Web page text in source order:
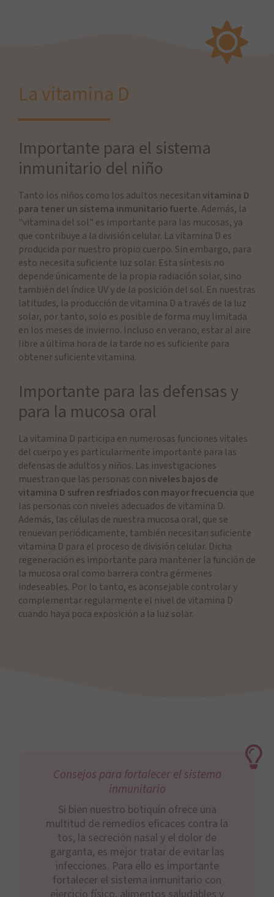
La vitamina D
Importante para el sistema
inmunitario del niño
Tanto los niños como los adultos necesitanvitamina D
para tener un sistema inmunitario fuerte. Además, la
"vitamina del sol" es importante para las mucosas, ya
que contribuye a la división celular. La vitamina D es
producida por nuestro propio cuerpo. Sin embargo, para
esto necesita suficiente luz solar. Esta síntesis no
depende únicamente de la propia radiación solar, sino
también del índice UV y de la posición del sol. En nuestras
latitudes, la producción de vitamina D a través de la luz
solar, por tanto, solo es posible de forma muy limitada
en los meses de invierno. Incluso en verano, estar al aire
libre a última hora de la tarde no es suficiente para
obtener suficiente vitamina.
Importante para las defensas y
para la mucosa oral
La vitamina D participa en numerosas funciones vitales
del cuerpo y es particularmente importante para las
defensas de adultos y niños. Las investigaciones
muestran que las personas con niveles bajos de
vitamina D sufren resfriados con mayor frecuencia que
las personas con niveles adecuados de vitamina D.
Además, las células de nuestra mucosa oral, que se
renuevan periódicamente, también necesitan suficiente
vitamina D para el proceso de división celular. Dicha
regeneración es importante para mantener la función de
la mucosa oral como barrera contra gérmenes
indeseables. Por lo tanto, es aconsejable controlar y
complementar regularmente el nivel de vitamina D
cuando haya poca exposición a la luz solar.
Consejos para fortalecer el sistema
inmunitario
Si bien nuestro botiquín ofrece una
multitud de remedios eficaces contra la
tos, la secreción nasal y el dolor de
garganta, es mejor tratar de evitar las
infecciones. Para ello es importante
fortalecer el sistema inmunitario con